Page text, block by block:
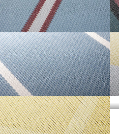
ますのでご注意ください。
また、ご使用される壁面や天井へのリピ
は、お問い合わせください。
| 4.施工費について |
一般ビニル壁紙と比較して加工難易度が
合があります。あらかじめ商品特性や現
択をお願いします．
それぞれ壁紙との組み合わせで使用でき
なります。
※①告示第1400号のモルタル、厚さが
板
※②告示第1400号の厚さが12mm以上の石
※③告示第1401号の厚さが9mm以上の石
REGIMENTAL STRIPE
HICKORY